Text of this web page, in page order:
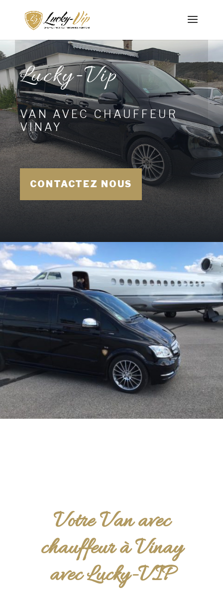
Lucky-Vip
VAN AVEC CHAUFFEUR
VINAY
CONTACTEZ NOUS
Votre Van avec
chauffeur à Vinay
avec Lucky-VIP